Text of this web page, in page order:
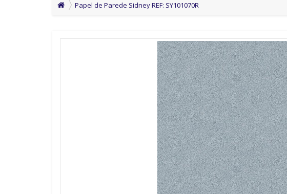
Papel de Parede Sidney REF: SY101070R